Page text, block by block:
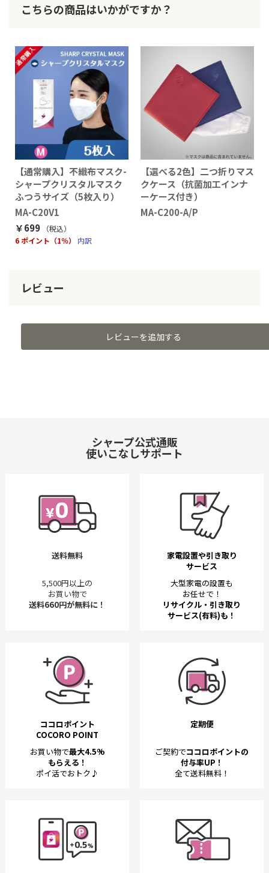
こちらの商品はいかがですか？
【通常購入】不織布マスク-
シャープクリスタルマスク
ふつうサイズ（5枚入り）
MA-C20V1
￥699
（税込）
6 ポイント（1％）
内訳
【選べる2色】二つ折りマス
クケース（抗菌加工インナ
ーケース付き）
MA-C200-A/P
レビュー
レビューを追加する
シャープ公式通販
使いこなしサポート
送料無料
5,500円以上の
お買い物で
送料660円が無料に！
家電設置や引き取り
サービス
大型家電の設置も
お任せで！
リサイクル・引き取り
サービス(有料)も！
ココロポイント
COCORO POINT
お買い物で最大4.5%
もらえる！
ポイ活でおトク♪
定期便
ご契約でココロポイントの
付与率UP！
全て送料無料！